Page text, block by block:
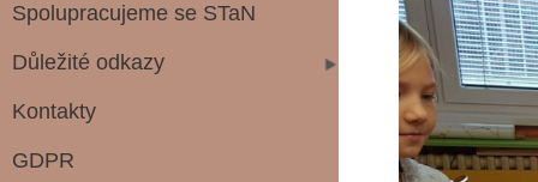
Spolupracujeme se STaN
Důležité odkazy
Kontakty
GDPR